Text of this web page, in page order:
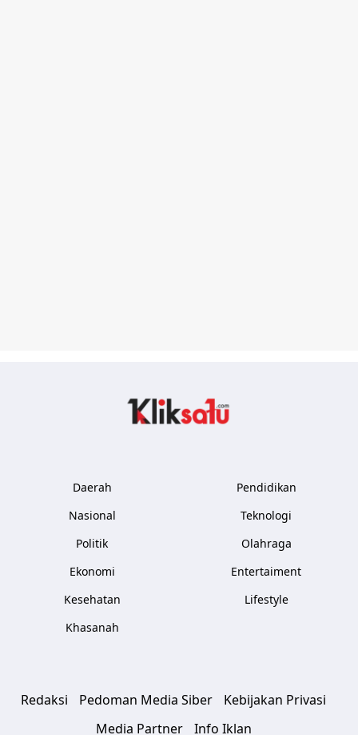
Daerah
Nasional
Politik
Ekonomi
Kesehatan
Khasanah
Pendidikan
Teknologi
Olahraga
Entertaiment
Lifestyle
Redaksi Pedoman Media Siber
Kebijakan Privasi
Media Partner
Info Iklan